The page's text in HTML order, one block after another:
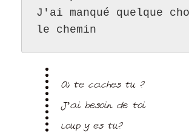
J'ai manqué quelque
le chemin
Où te caches tu ?
J’ai besoin de toi
Loup y es tu?